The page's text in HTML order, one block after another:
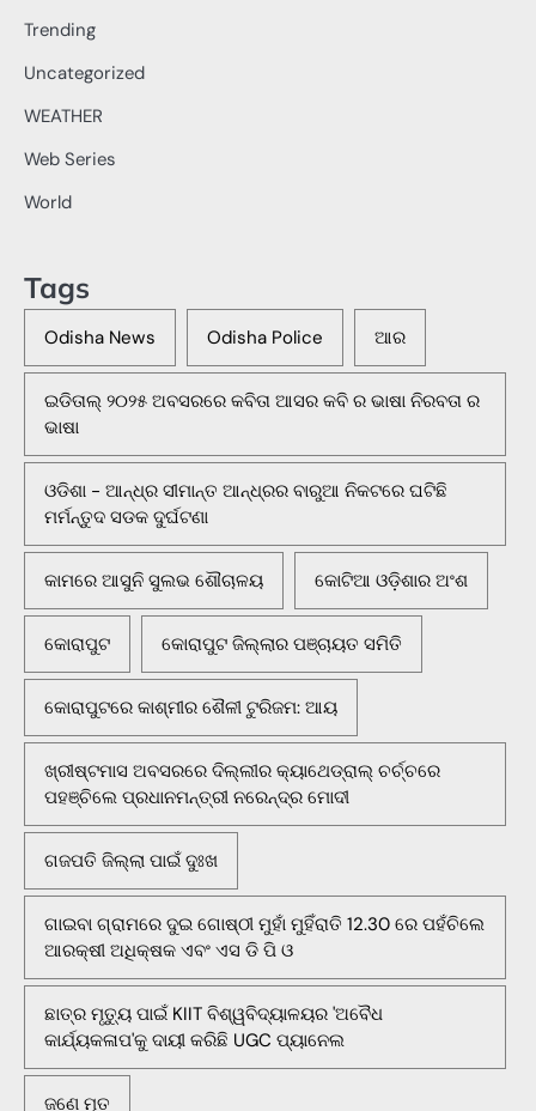
Trending
Uncategorized
WEATHER
Web Series
World
Tags
Odisha News Odisha Police ଆର
ଇଡିତାଲ୍ ୨୦୨୫ ଅବସରରେ କବିତା ଆସର କବି ର ଭାଷା ନିରବତା ର
ଭାଷା
ଓଡିଶା - ଆନ୍ଧ୍ର ସୀମାନ୍ତ ଆନ୍ଧ୍ରର ବାରୁଆ ନିକଟରେ ଘଟିଛି
ମର୍ମନ୍ତୁଦ ସଡକ ଦୁର୍ଘଟଣା
କାମରେ ଆସୁନି ସୁଲଭ ଶୌଚାଳୟ କୋଟିଆ ଓଡ଼ିଶାର ଅଂଶ
କୋରାପୁଟ କୋରାପୁଟ ଜିଲ୍ଲାର ପଞ୍ଚାୟତ ସମିତି
କୋରାପୁଟରେ କାଶ୍ମୀର ଶୈଳୀ ଟୁରିଜମ: ଆୟ
ଖ୍ରୀଷ୍ଟମାସ ଅବସରରେ ଦିଲ୍ଲୀର କ୍ୟାଥେଡ୍ରାଲ୍ ଚର୍ଚ୍ଚରେ
ପହଞ୍ଚିଲେ ପ୍ରଧାନମନ୍ତ୍ରୀ ନରେନ୍ଦ୍ର ମୋଦୀ
ଗଜପତି ଜିଲ୍ଲା ପାଇଁ ଦୁଃଖ
ଗାଇବା ଗ୍ରାମରେ ଦୁଇ ଗୋଷ୍ଠୀ ମୁହାଁ ମୁହିଁରାତି 12.30 ରେ ପହଁଚିଲେ
ଆରକ୍ଷୀ ଅଧିକ୍ଷକ ଏବଂ ଏସ ଡି ପି ଓ
ଛାତ୍ର ମୃତ୍ୟୁ ପାଇଁ KIIT ବିଶ୍ୱବିଦ୍ୟାଳୟର 'ଅବୈଧ
କାର୍ଯ୍ୟକଳାପ'କୁ ଦାୟୀ କରିଛି UGC ପ୍ୟାନେଲ
ଜଣେ ମୃତ